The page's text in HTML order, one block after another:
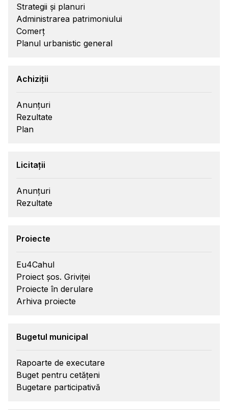
Strategii și planuri
Administrarea patrimoniului
Comerț
Planul urbanistic general
Achiziții
Anunțuri
Rezultate
Plan
Licitații
Anunțuri
Rezultate
Proiecte
Eu4Cahul
Proiect șos. Griviței
Proiecte în derulare
Arhiva proiecte
Bugetul municipal
Rapoarte de executare
Buget pentru cetățeni
Bugetare participativă